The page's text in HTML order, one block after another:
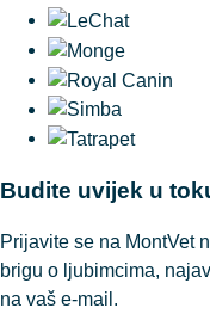
Budite uvijek u
Prijavite se na MontVet
brigu o ljubimcima,
na vaš e-mail.